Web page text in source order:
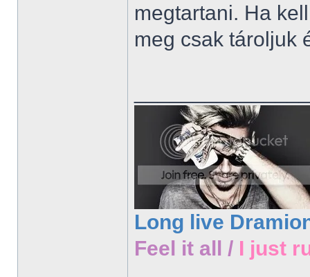
megtartani. Ha
meg csak tároljuk
Long live
Feel it all / I just